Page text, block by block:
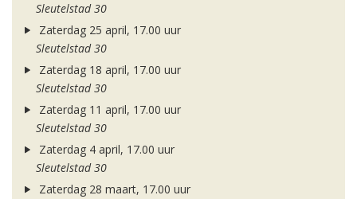
Sleutelstad 30
Zaterdag 25 april, 17.00 uur
Sleutelstad 30
Zaterdag 18 april, 17.00 uur
Sleutelstad 30
Zaterdag 11 april, 17.00 uur
Sleutelstad 30
Zaterdag 4 april, 17.00 uur
Sleutelstad 30
Zaterdag 28 maart, 17.00 uur